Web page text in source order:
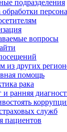
подразделения
вопросы
из других
помощь
рака
ранняя
служб
пациентов